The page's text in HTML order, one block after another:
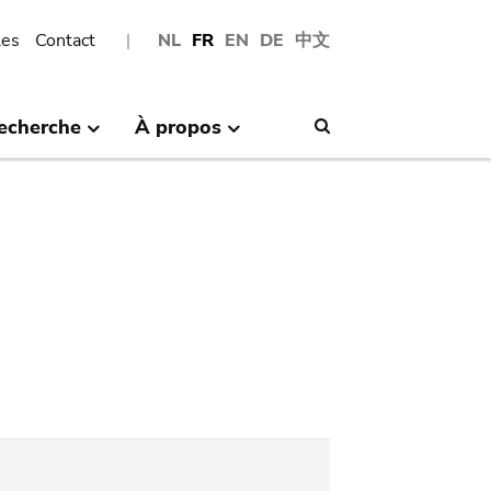
NL FR EN DE 中文
Contact
À propos